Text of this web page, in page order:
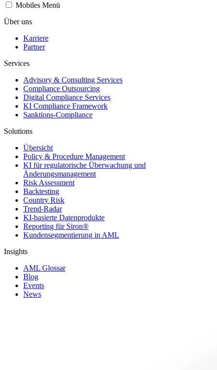
Mobiles Menü
Über uns
Karriere
Partner
Services
Advisory & Consulting Services
Compliance Outsourcing
Digital Compliance Services
KI Compliance Framework
Sanktions-Compliance
Solutions
Übersicht
Policy & Procedure Management
KI für regulatorische Überwachung und
Änderungsmanagement
Risk Assessment
Backtesting
Country Risk
Trend-Radar
KI-basierte Datenprodukte
Reporting für Siron®
Kundensegmentierung in AML
Insights
AML Glossar
Blog
Events
News